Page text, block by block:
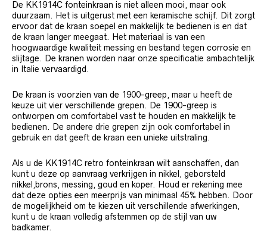
De KK1914C fonteinkraan is niet alleen mooi, maar ook
duurzaam. Het is uitgerust met een keramische schijf. Dit zorgt
ervoor dat de kraan soepel en makkelijk te bedienen is en dat
de kraan langer meegaat. Het materiaal is van een
hoogwaardige kwaliteit messing en bestand tegen corrosie en
slijtage. De kranen worden naar onze specificatie ambachtelijk
in Italie vervaardigd.
De kraan is voorzien van de 1900-greep, maar u heeft de
keuze uit vier verschillende grepen. De 1900-greep is
ontworpen om comfortabel vast te houden en makkelijk te
bedienen. De andere drie grepen zijn ook comfortabel in
gebruik en dat geeft de kraan een unieke uitstraling.
Als u de KK1914C retro fonteinkraan wilt aanschaffen, dan
kunt u deze op aanvraag verkrijgen in nikkel, geborsteld
nikkel,brons, messing, goud en koper. Houd er rekening mee
dat deze opties een meerprijs van minimaal 45% hebben. Door
de mogelijkheid om te kiezen uit verschillende afwerkingen,
kunt u de kraan volledig afstemmen op de stijl van uw
badkamer.